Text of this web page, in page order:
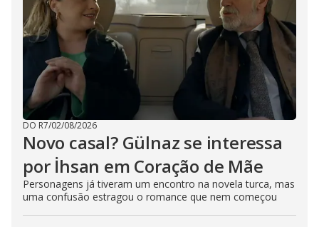
DO R7/02/08/2026
Novo casal? Gülnaz se interessa
por İhsan em Coração de Mãe
Personagens já tiveram um encontro na novela turca, mas
uma confusão estragou o romance que nem começou